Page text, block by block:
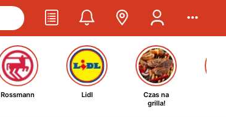
Rossmann Lidl
Czas na
grilla!